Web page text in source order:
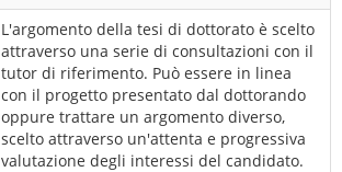
L'argomento della tesi di dottorato è scelto
attraverso una serie di consultazioni con il
tutor di riferimento. Può essere in linea
con il progetto presentato dal dottorando
oppure trattare un argomento diverso,
scelto attraverso un'attenta e progressiva
valutazione degli interessi del candidato.